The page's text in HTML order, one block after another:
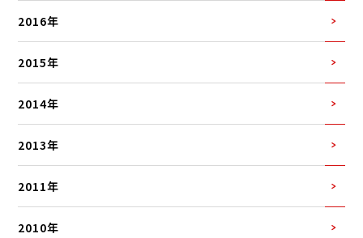
2016年
2015年
2014年
2013年
2011年
2010年